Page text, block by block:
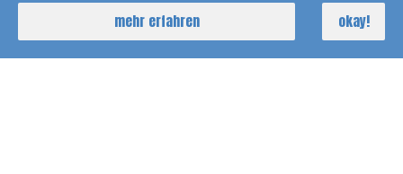
Ab 2023 bietet sail & more mit dem XRNAUT
SAILOR PRO die Möglichkeit ohne Stress das
mehr erfahren okay!